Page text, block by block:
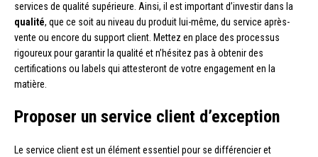
services de qualité supérieure. Ainsi, il est important d’investir dans la
qualité, que ce soit au niveau du produit lui-même, du service après-
vente ou encore du support client. Mettez en place des processus
rigoureux pour garantir la qualité et n’hésitez pas à obtenir des
certifications ou labels qui attesteront de votre engagement en la
matière.
Proposer un service client d’exception
Le service client est un élément essentiel pour se différencier et